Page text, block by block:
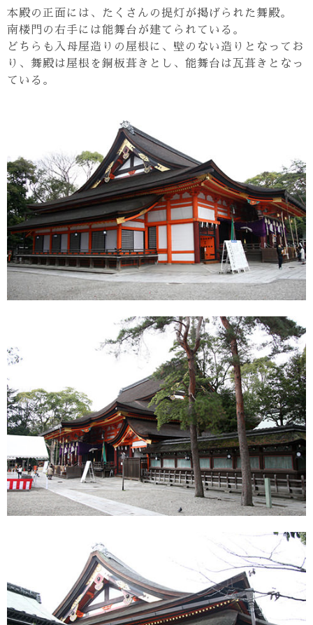
本殿の正面には、たくさんの提灯が掲げられた舞殿。
南楼門の右手には能舞台が建てられている。
どちらも入母屋造りの屋根に、壁のない造りとなってお
り、舞殿は屋根を銅板葺きとし、能舞台は瓦葺きとなっ
ている。